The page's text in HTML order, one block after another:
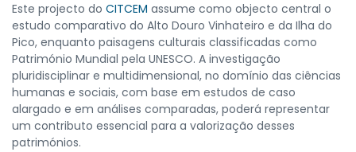
Este projecto do CITCEM assume como objecto central o
estudo comparativo do Alto Douro Vinhateiro e da Ilha do
Pico, enquanto paisagens culturais classificadas como
Património Mundial pela UNESCO. A investigação
pluridisciplinar e multidimensional, no domínio das ciências
humanas e sociais, com base em estudos de caso
alargado e em análises comparadas, poderá representar
um contributo essencial para a valorização desses
patrimónios.